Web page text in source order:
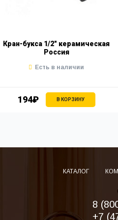
Кран-букса 1/2" керамическая
Россия
194₽ В КОРЗИНУ
Есть в наличии
КАТАЛОГ
8
+7